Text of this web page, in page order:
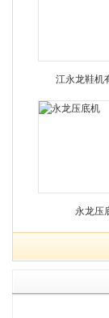
江永龙鞋机
永龙压